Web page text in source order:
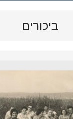
ביכורים